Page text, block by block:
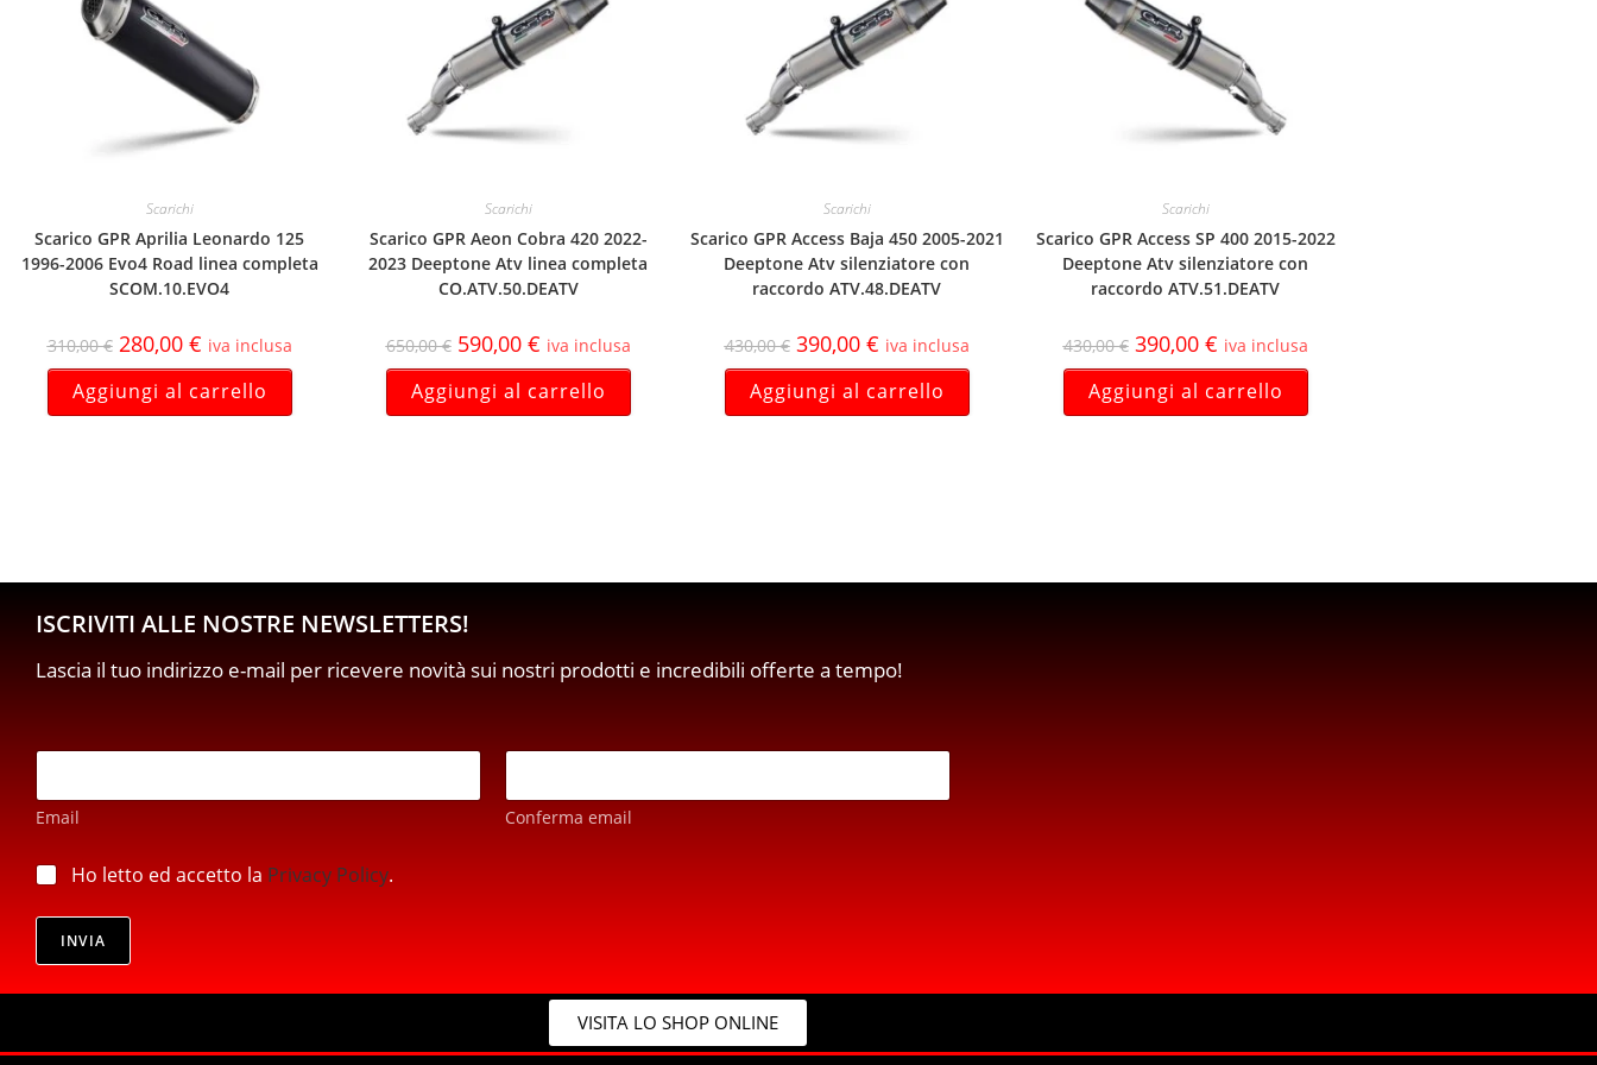
Scarichi
Scarico GPR Aprilia Leonardo 125
1996-2006 Evo4 Road linea completa
SCOM.10.EVO4
310,00€ 280,00 € iva inclusa
Aggiungi al carrello
Scarichi
Scarico GPR Aeon Cobra 420 2022-
2023 Deeptone Atv linea completa
CO.ATV.50.DEATV
650,00€ 590,00 € iva inclusa
Aggiungi al carrello
Scarichi
Scarico GPR Access Baja 450 2005-2021
Deeptone Atv silenziatore con
raccordo ATV.48.DEATV
430,00€ 390,00 € iva inclusa
Aggiungi al carrello
Scarichi
Scarico GPR Access SP 400 2015-2022
Deeptone Atv silenziatore con
raccordo ATV.51.DEATV
430,00€ 390,00 € iva inclusa
Aggiungi al carrello
ISCRIVITI ALLE NOSTRE NEWSLETTERS!
Lascia il tuo indirizzo e-mail per ricevere novità sui nostri prodotti e incredibili offerte a tempo!
E
a
i
*
Email Conferma email
E
a
l
*
p
i
a
Ho letto ed accetto la Privacy Policy.
INVIA
VISITA LO SHOP ONLINE